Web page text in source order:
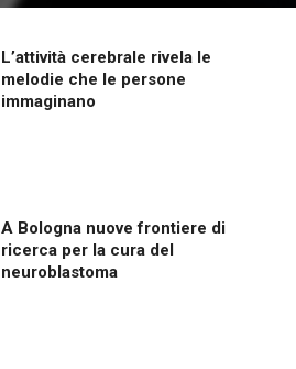
L’attività cerebrale rivela le
melodie che le persone
immaginano
A Bologna nuove frontiere di
ricerca per la cura del
neuroblastoma